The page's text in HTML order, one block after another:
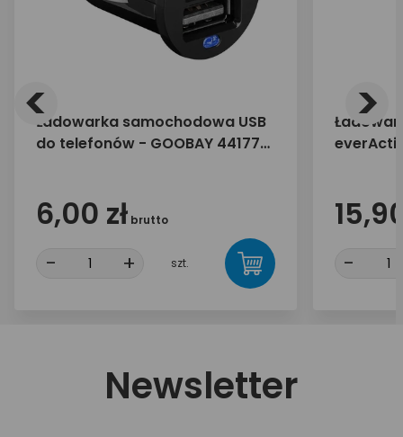
Ładowarka samochodowa USB
do telefonów - GOOBAY 44177
6,00 zł brutto
- + szt. -
< >
Newsletter